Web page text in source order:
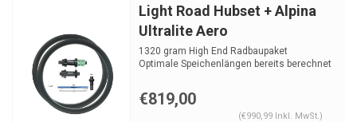
Light Road Hubset + Alpina
Ultralite Aero
1320 gram High End Radbaupaket
Optimale Speichenlängen bereits berechnet
€819,00
(€990,99 Inkl. MwSt.)